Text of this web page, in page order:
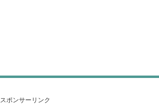
スポンサーリンク